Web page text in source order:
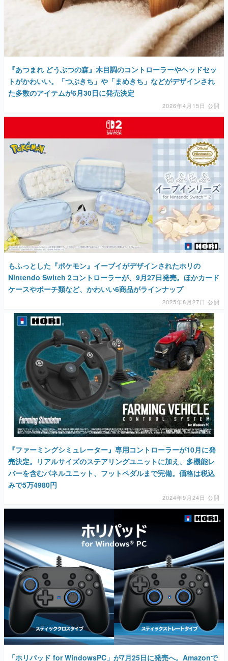
『あつまれ どうぶつの森』木目調のコントローラーやヘッドセッ
トがかわいい。「つぶきち」や「まめきち」などがデザインされ
た多数のアイテムが6月30日に発売決定
2026年4月15日 公開
もふっとした『ポケモン』イーブイがデザインされたホリの
Nintendo Switch 2コントローラーが、9月27日発売。ほかカード
ケースやポーチ類など、かわいい6商品がラインナップ
2025年8月27日 公開
『ファーミングシミュレーター』専用コントローラーが10月に発
売決定。リアルサイズのステアリングユニットに加え、多機能レ
バーを含むパネルユニット、フットペダルまで完備。価格は税込
みで5万4980円
2024年9月24日 公開
「ホリパッド for WindowsPC」が7月25日に発売へ。Amazonで